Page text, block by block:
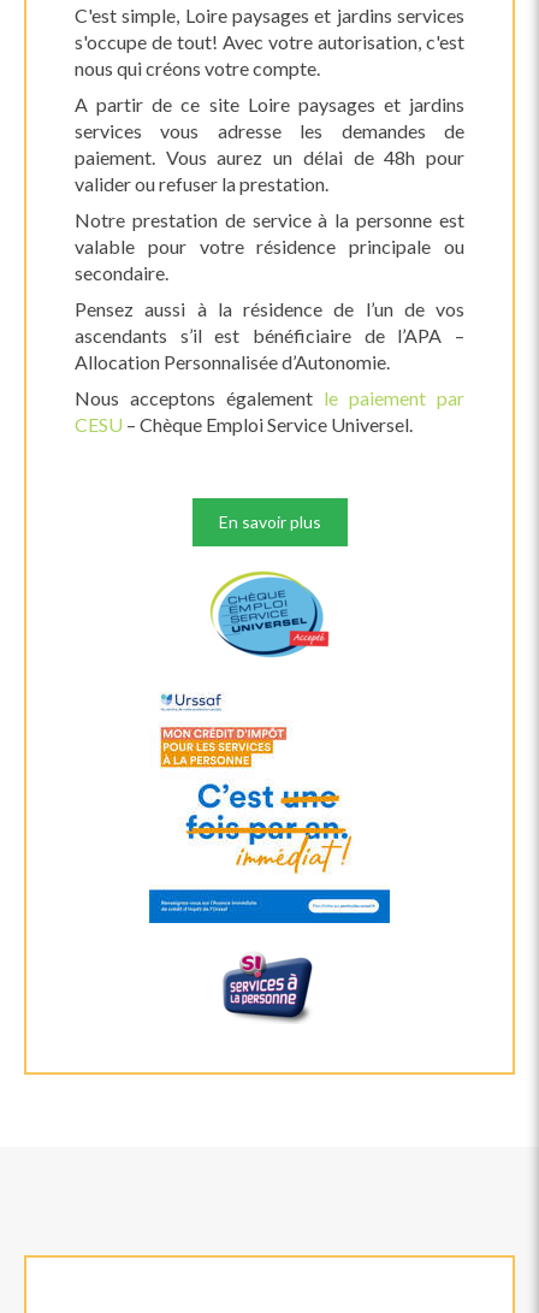
C'est simple, Loire paysages et jardins services
s'occupe de tout! Avec votre autorisation, c'est
nous qui créons votre compte.
A partir de ce site Loire paysages et jardins
services vous adresse les demandes de
paiement. Vous aurez un délai de 48h pour
valider ou refuser la prestation.
Notre prestation de service à la personne est
valable pour votre résidence principale ou
secondaire.
Pensez aussi à la résidence de l’un de vos
ascendants s’il est bénéficiaire de l’APA –
Allocation Personnalisée d’Autonomie.
Nous acceptons également le paiement par
CESU – Chèque Emploi Service Universel.
En savoir plus